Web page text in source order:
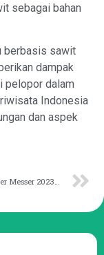
sebagai bahan
berbasis sawit
dampak
pelopor dalam
Indonesia
dan aspek
OIKN Hannover Messer 2023 untuk Mengundang Investor Internasional